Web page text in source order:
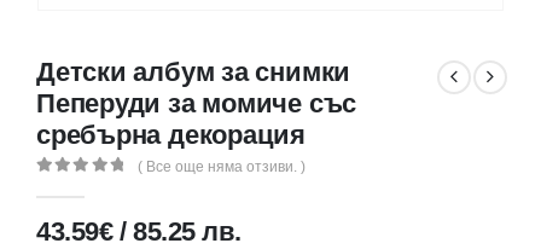
Детски албум за снимки
Пеперуди за момиче със
сребърна декорация
( Все още няма отзиви. )
43.59€ /85.25лв.